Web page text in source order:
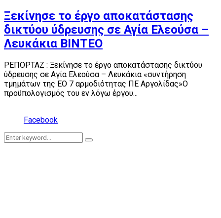
Ξεκίνησε το έργο αποκατάστασης
δικτύου ύδρευσης σε Αγία Ελεούσα –
Λευκάκια ΒΙΝΤΕΟ
ΡΕΠΟΡΤΑΖ : Ξεκίνησε το έργο αποκατάστασης δικτύου
ύδρευσης σε Αγία Ελεούσα – Λευκάκια «συντήρηση
τμημάτων της ΕΟ 7 αρμοδιότητας ΠΕ Αργολίδας»Ο
προϋπολογισμός του εν λόγω έργου...
Facebook
Search
for:
Search